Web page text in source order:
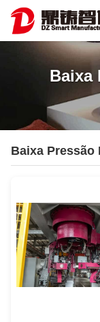
Baixa
Baixa Pressão